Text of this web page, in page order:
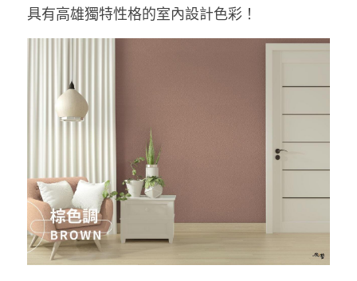
具有高雄獨特性格的室內設計色彩！